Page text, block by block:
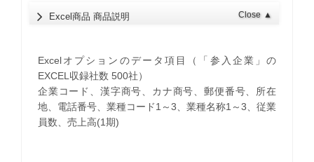
Excel商品 商品説明 Close ▲
Excelオプションのデータ項目（「参入企業」の
EXCEL収録社数 500社）
企業コード、漢字商号、カナ商号、郵便番号、所在
地、電話番号、業種コード1～3、業種名称1～3、従業
員数、売上高(1期)